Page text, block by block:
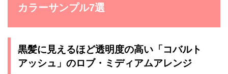
カラーサンプル7選
黒髪に見えるほど透明度の高い「コバルト
アッシュ」のロブ・ミディアムアレンジ